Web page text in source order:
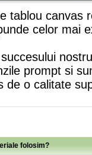
tablou canvas
celor mai
prompt si
de o calitate
folosim?